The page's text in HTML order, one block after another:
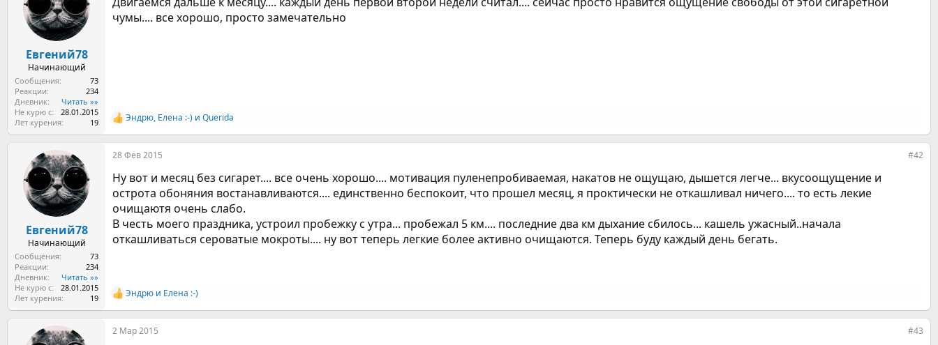
ч
а
л
Евгений78
Начинающий
Сообщения
73
Реакции
234
Дневник
Читать »»
Не курю с
28.01.2015
Лет курения
19
чумы.... все хорошо, просто замечательно
Р
е
а
к
и
и
:
Эндрю, Елена :-) и Querida
Евгений78
Начинающий
Сообщения
73
Реакции
234
Дневник
Читать »»
Не курю с
28.01.2015
Лет курения
19
28 Фев 2015 #42
Ну вот и месяц без сигарет.... все очень хорошо.... мотивация пуленепробиваемая, накатов не ощущаю, дышется легче... вкусоощущение и
острота обоняния востанавливаются.... единственно беспокоит, что прошел месяц, я проктически не откашливал ничего.... то есть лекие
очищаютя очень слабо.
В честь моего праздника, устроил пробежку с утра... пробежал 5 км.... последние два км дыхание сбилось... кашель ужасный..начала
откашливаться сероватые мокроты.... ну вот теперь легкие более активно очищаются. Теперь буду каждый день бегать.
Р
е
а
к
Эндрю и Елена :-)
2 Мар 2015 #43